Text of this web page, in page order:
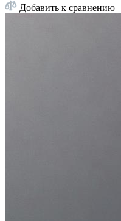
Добавить к сравнению